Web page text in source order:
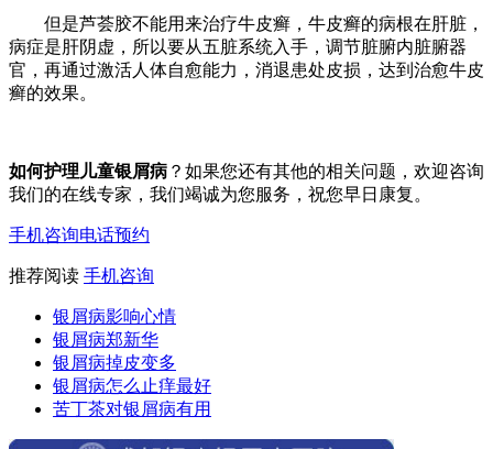
但是芦荟胶不能用来治疗牛皮癣，牛皮癣的病根在肝脏，
病症是肝阴虚，所以要从五脏系统入手，调节脏腑内脏腑器
官，再通过激活人体自愈能力，消退患处皮损，达到治愈牛皮
癣的效果。
如何护理儿童银屑病 ？如果您还有其他的相关问题，欢迎咨询
我们的在线专家，我们竭诚为您服务，祝您早日康复。
手机咨询电话预约
推荐阅读 手机咨询
银屑病影响心情
银屑病郑新华
银屑病掉皮变多
银屑病怎么止痒最好
苦丁茶对银屑病有用